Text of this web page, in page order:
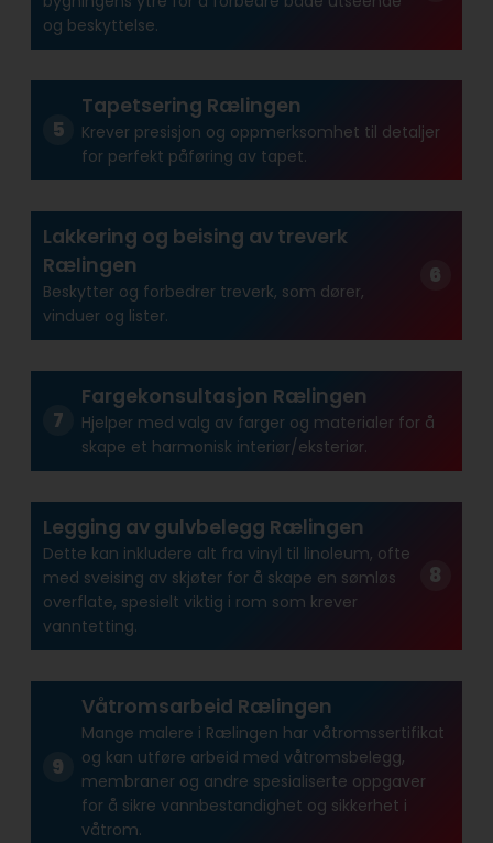
og beskyttelse.
Tapetsering Rælingen
Krever presisjon og oppmerksomhet til detaljer
for perfekt påføring av tapet.
Lakkering og beising av treverk
Rælingen
Beskytter og forbedrer treverk, som dører,
vinduer og lister.
Fargekonsultasjon Rælingen
Hjelper med valg av farger og materialer for å
skape et harmonisk interiør/eksteriør.
Legging av gulvbelegg Rælingen
Dette kan inkludere alt fra vinyl til linoleum, ofte
med sveising av skjøter for å skape en sømløs
overflate, spesielt viktig i rom som krever
vanntetting.
Våtromsarbeid Rælingen
Mange malere i Rælingen har våtroms­sertifikat
og kan utføre arbeid med våtroms­belegg,
membraner og andre spesialiserte oppgaver
for å sikre vann­bestandighet og sikkerhet i
våtrom.